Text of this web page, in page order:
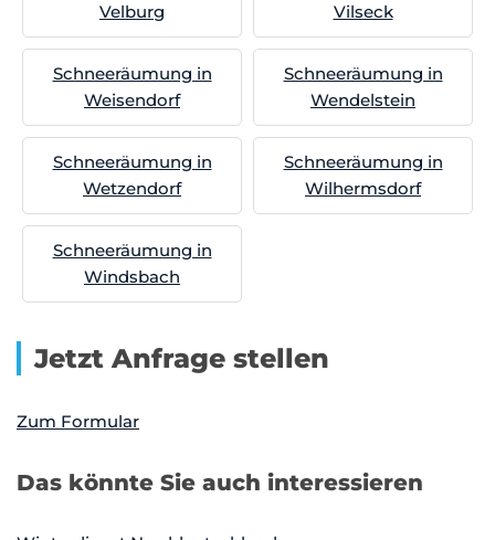
Velburg
Vilseck
Schneeräumung in
Weisendorf
Schneeräumung in
Wendelstein
Schneeräumung in
Wetzendorf
Schneeräumung in
Wilhermsdorf
Schneeräumung in
Windsbach
Jetzt Anfrage stellen
Zum Formular
Das könnte Sie auch interessieren